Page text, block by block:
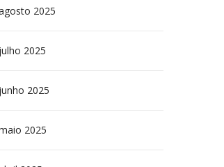
2025
julho 2025
junho 2025
2025